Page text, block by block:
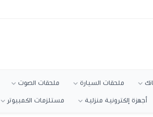
ملحقات السيارة ملحقات الصوت
أجهزة إلكترونية منزلية مستلزمات الكمبيوتر